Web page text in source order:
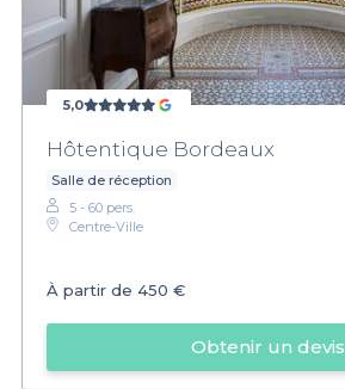
5,0
Hôtentique Bordeaux
Salle de réception
5 - 60 pers.
Centre-Ville
À partir de 450 €
Obtenir un devis